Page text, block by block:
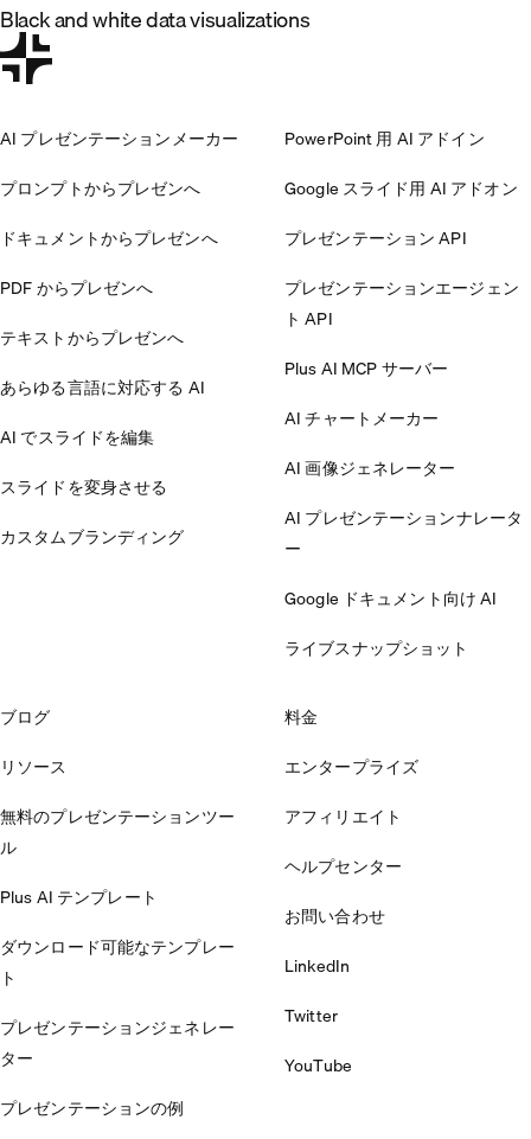
Black and white data visualizations
AI プレゼンテーションメーカー
プロンプトからプレゼンへ
ドキュメントからプレゼンへ
PDF からプレゼンへ
テキストからプレゼンへ
あらゆる言語に対応する AI
AI でスライドを編集
スライドを変身させる
カスタムブランディング
PowerPoint 用 AI アドイン
Google スライド用 AI アドオン
プレゼンテーション API
プレゼンテーションエージェン
ト API
Plus AI MCP サーバー
AI チャートメーカー
AI 画像ジェネレーター
AI プレゼンテーションナレータ
ー
Google ドキュメント向け AI
ライブスナップショット
ブログ
リソース
無料のプレゼンテーションツー
ル
Plus AI テンプレート
ダウンロード可能なテンプレー
ト
プレゼンテーションジェネレー
ター
プレゼンテーションの例
料金
エンタープライズ
アフィリエイト
ヘルプセンター
お問い合わせ
LinkedIn
Twitter
YouTube